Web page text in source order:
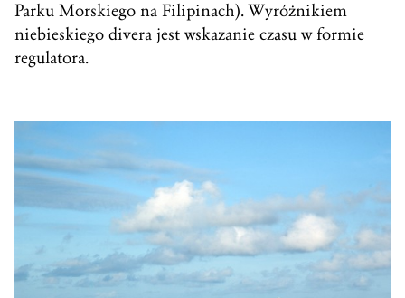
Parku Morskiego na Filipinach). Wyróżnikiem
niebieskiego divera jest wskazanie czasu w formie
regulatora.